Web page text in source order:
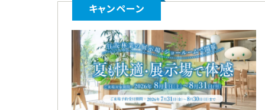
イベント
キャンペーン